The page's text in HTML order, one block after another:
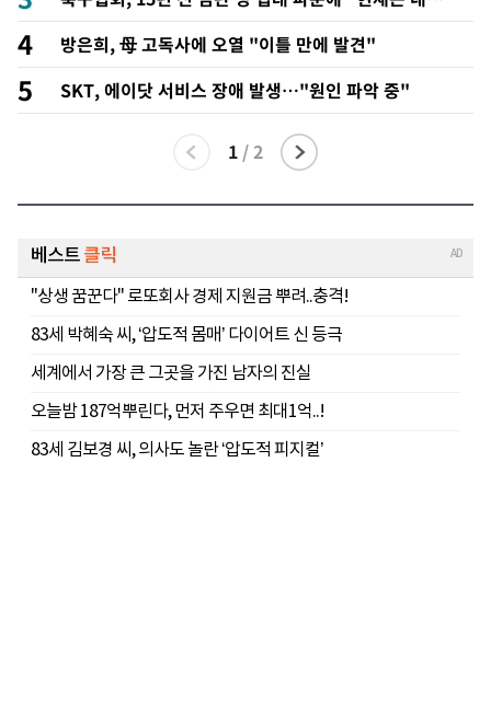
지침 준수"
4 방은희, 母 고독사에 오열 "이틀 만에 발견"
5 SKT, 에이닷 서비스 장애 발생…"원인 파악 중"
1 / 2